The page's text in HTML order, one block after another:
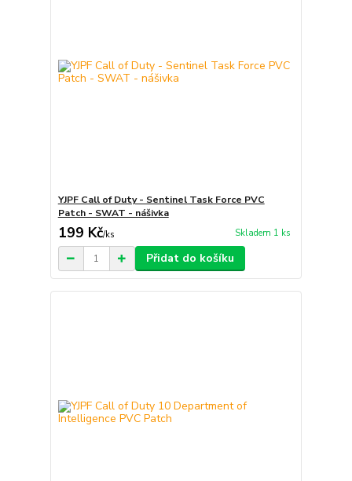
YJPF Call of Duty - Sentinel Task Force PVC
Patch - SWAT - nášivka
199 Kč/ks Skladem 1 ks
Přidat do košíku